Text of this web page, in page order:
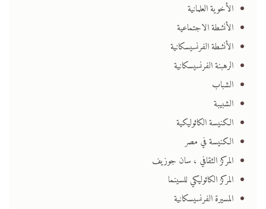
الأخوية العلمانية
الأنشطة الاجتماعية
الأنشطة الفرنسيسكانية
الرهبنة الفرنسيسكانية
الشباب
الشبيبة
الكنيسة الكاثوليكية
الكنيسة في مصر
المركز الثقافي ، سان جوزيف
المركز الكاثوليكي للسينما
المسيرة الفرنسيسكانية